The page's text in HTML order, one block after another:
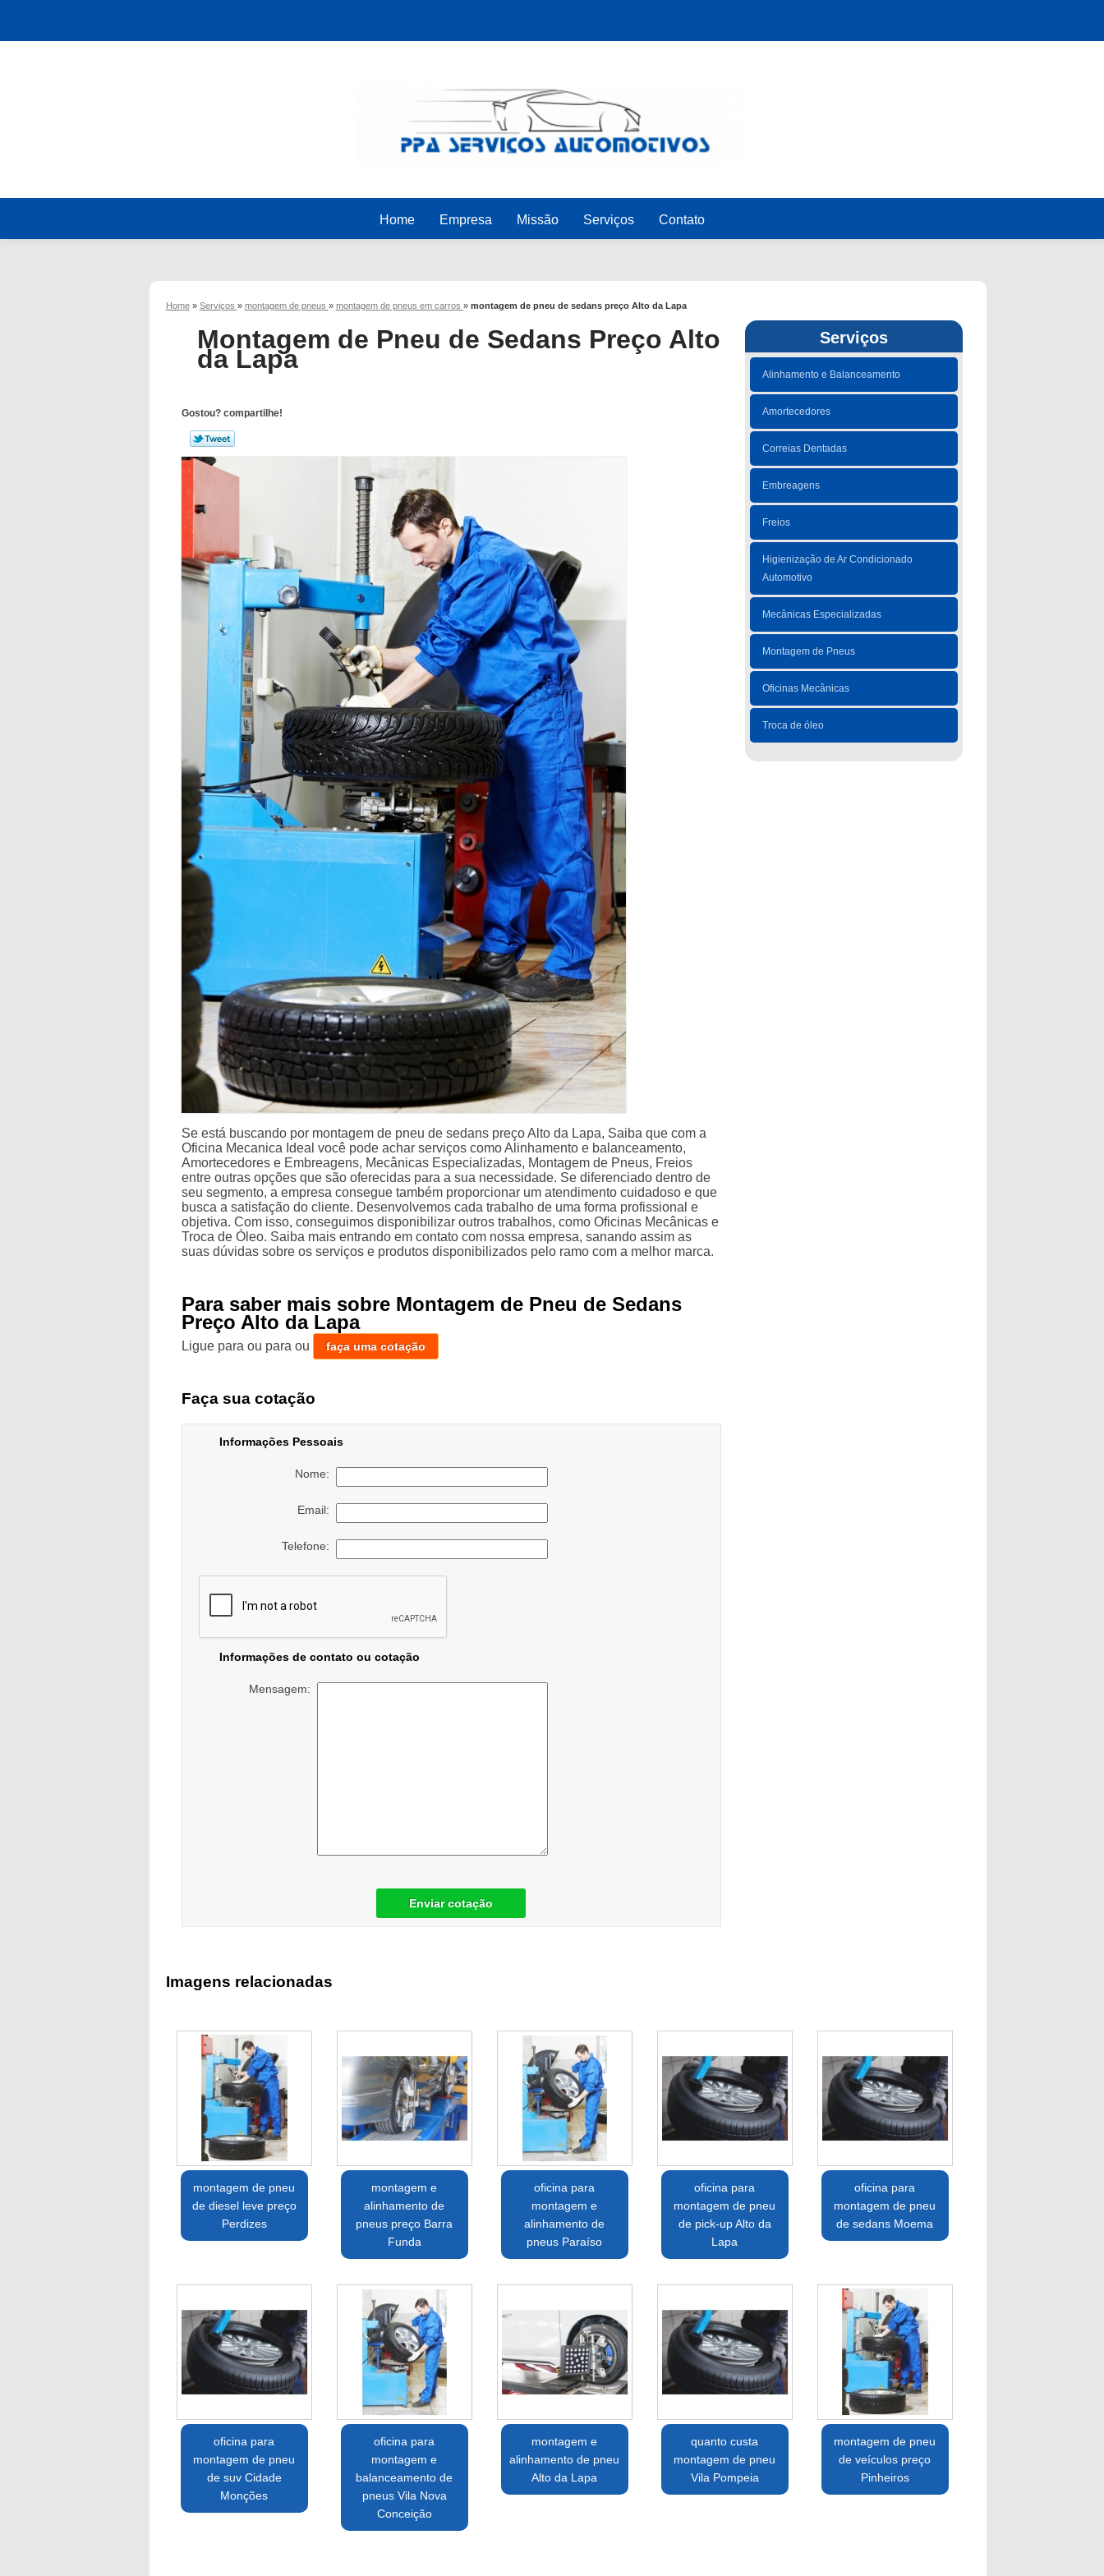
Home Empresa Missão Serviços Contato
Home » Serviços » montagem de pneus » montagem de pneus em carros » montagem de pneu de sedans preço Alto da Lapa
Serviços
Alinhamento e Balanceamento
Amortecedores
Correias Dentadas
Embreagens
Freios
Higienização de Ar Condicionado
Automotivo
Mecânicas Especializadas
Montagem de Pneus
Oficinas Mecânicas
Troca de óleo
Montagem de Pneu de Sedans Preço Alto
da Lapa
Gostou? compartilhe!
Se está buscando por montagem de pneu de sedans preço Alto da Lapa, Saiba que com a
Oficina Mecanica Ideal você pode achar serviços como Alinhamento e balanceamento,
Amortecedores e Embreagens, Mecânicas Especializadas, Montagem de Pneus, Freios
entre outras opções que são oferecidas para a sua necessidade. Se diferenciado dentro de
seu segmento, a empresa consegue também proporcionar um atendimento cuidadoso e que
busca a satisfação do cliente. Desenvolvemos cada trabalho de uma forma profissional e
objetiva. Com isso, conseguimos disponibilizar outros trabalhos, como Oficinas Mecânicas e
Troca de Óleo. Saiba mais entrando em contato com nossa empresa, sanando assim as
suas dúvidas sobre os serviços e produtos disponibilizados pelo ramo com a melhor marca.
Para saber mais sobre Montagem de Pneu de Sedans
Preço Alto da Lapa
Ligue paraou paraou faça uma cotação
Faça sua cotação
Informações Pessoais
Nome:
Email:
Telefone:
Informações de contato ou cotação
Mensagem:
Enviar cotação
Imagens relacionadas
montagem de pneu
de diesel leve preço
Perdizes
montagem e
alinhamento de
pneus preço Barra
Funda
oficina para
montagem e
alinhamento de
pneus Paraíso
oficina para
montagem de pneu
de pick-up Alto da
Lapa
oficina para
montagem de pneu
de sedans Moema
oficina para
montagem de pneu
de suv Cidade
Monções
oficina para
montagem e
balanceamento de
pneus Vila Nova
Conceição
montagem e
alinhamento de pneu
Alto da Lapa
quanto custa
montagem de pneu
Vila Pompeia
montagem de pneu
de veículos preço
Pinheiros